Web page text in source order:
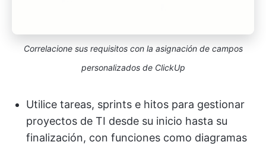
Correlacione sus requisitos con la asignación de campos
personalizados de ClickUp
Utilice tareas, sprints e hitos para gestionar
proyectos de TI desde su inicio hasta su
finalización, con funciones como diagramas